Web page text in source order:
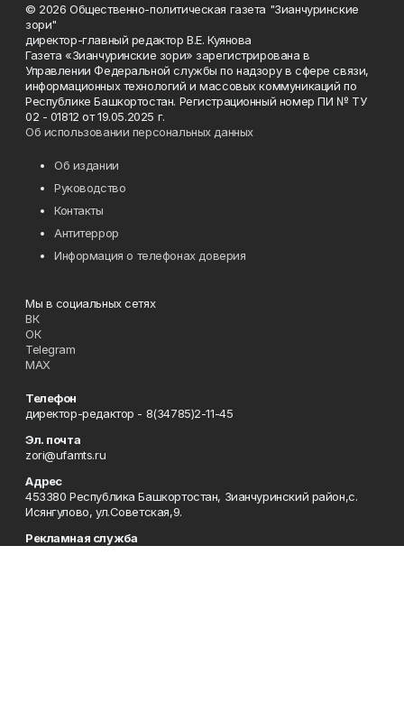
© 2026 Общественно-политическая газета "Зианчуринские
зори"
директор-главный редактор В.Е. Куянова
Газета «Зианчуринские зори» зарегистрирована в
Управлении Федеральной службы по надзору в сфере связи,
информационных технологий и массовых коммуникаций по
Республике Башкортостан. Регистрационный номер ПИ № ТУ
02 - 01812 от 19.05.2025 г.
Об использовании персональных данных
Об издании
Руководство
Контакты
Антитеррор
Информация о телефонах доверия
Мы в социальных сетях
ВК
ОК
Telegram
MAX
Телефон
директор-редактор - 8(34785)2-11-45
Эл. почта
zori@ufamts.ru
Адрес
453380 Республика Башкортостан, Зианчуринский район,с.
Исянгулово, ул.Советская,9.
Рекламная служба